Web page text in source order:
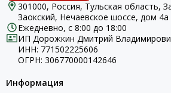
301000, Россия, Тульская область,
Заокский, Нечаевское шоссе, дом 4а
Ежедневно, с 8:00 до 18:00
ИП Дорожкин Дмитрий
ИНН: 771502225606
ОГРН: 306770000142646
Информация